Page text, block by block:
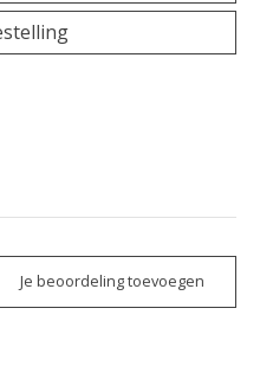
Je beoordeling toevoegen